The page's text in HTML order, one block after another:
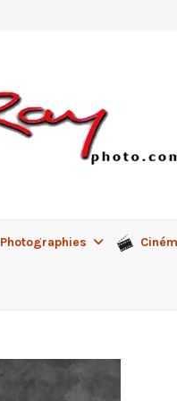
Photographies